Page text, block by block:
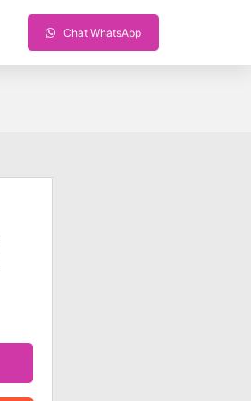
Chat WhatsApp